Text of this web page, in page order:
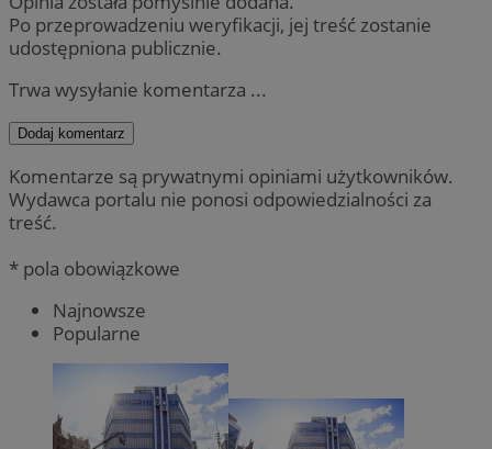
Po przeprowadzeniu weryfikacji, jej treść zostanie
udostępniona publicznie.
Trwa wysyłanie komentarza ...
Dodaj komentarz
Komentarze są prywatnymi opiniami użytkowników.
Wydawca portalu nie ponosi odpowiedzialności za
treść.
* pola obowiązkowe
Najnowsze
Popularne